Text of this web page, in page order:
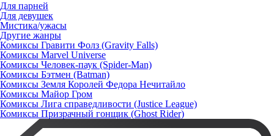
Для парней
Для девушек
Мистика/ужасы
Другие жанры
Комиксы Гравити Фолз (Gravity Falls)
Комиксы Marvel Universe
Комиксы Человек-паук (Spider-Man)
Комиксы Бэтмен (Batman)
Комиксы Земля Королей Федора Нечитайло
Комиксы Майор Гром
Комиксы Лига справедливости (Justice League)
Комиксы Призрачный гонщик (Ghost Rider)